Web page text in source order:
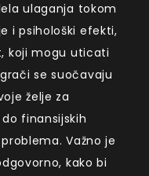
ulaganja tokom
i psihološki efekti,
koji mogu uticati
se suočavaju
želje za
finansijskih
Važno je
kako bi